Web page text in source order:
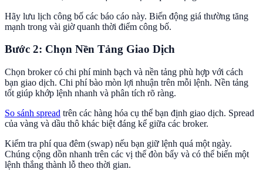
Hãy lưu lịch công bố các báo cáo này. Biến động giá thường tăng
mạnh trong vài giờ quanh thời điểm công bố.
Bước 2: Chọn Nền Tảng Giao Dịch
Chọn broker có chi phí minh bạch và nền tảng phù hợp với cách
bạn giao dịch. Chi phí bào mòn lợi nhuận trên mỗi lệnh. Nền tảng
tốt giúp khớp lệnh nhanh và phân tích rõ ràng.
So sánh spread trên các hàng hóa cụ thể bạn định giao dịch. Spread
của vàng và dầu thô khác biệt đáng kể giữa các broker.
Kiểm tra phí qua đêm (swap) nếu bạn giữ lệnh quá một ngày.
Chúng cộng dồn nhanh trên các vị thế đòn bẩy và có thể biến một
lệnh thắng thành lỗ theo thời gian.